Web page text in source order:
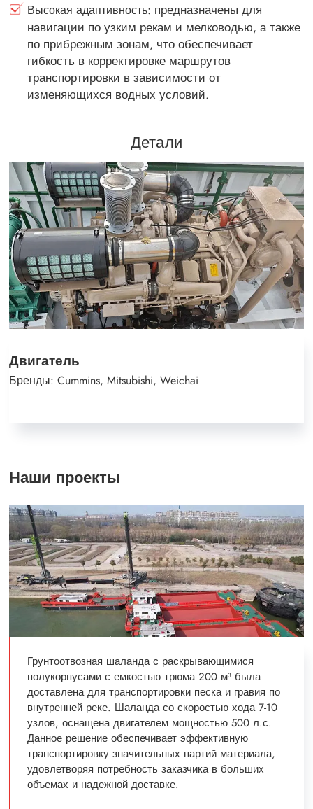
Высокая адаптивность: предназначены для
навигации по узким рекам и мелководью, а также
по прибрежным зонам, что обеспечивает
гибкость в корректировке маршрутов
транспортировки в зависимости от
изменяющихся водных условий.
Детали
Двигатель
Бренды: Cummins, Mitsubishi, Weichai
Наши проекты
Грунтоотвозная шаланда с раскрывающимися
полукорпусами с емкостью трюма 200 м³ была
доставлена для транспортировки песка и гравия по
внутренней реке. Шаланда со скоростью хода 7-10
узлов, оснащена двигателем мощностью 500 л.с.
Данное решение обеспечивает эффективную
транспортировку значительных партий материала,
удовлетворяя потребность заказчика в больших
объемах и надежной доставке.